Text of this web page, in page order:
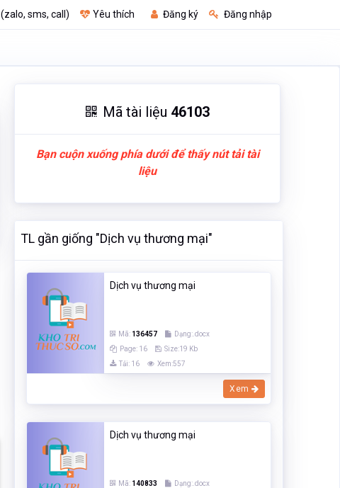
(zalo, sms, call) Yêu thích Đăng ký Đăng nhập
Mã tài liệu 46103
Bạn cuộn xuống phía dưới để thấy nút tải tài
liệu
TL gần giống "Dịch vụ thương mại"
Dịch vụ thương mại
Mã: 136457
Dạng:.docx
Page: 16
Size:19 Kb
Tải: 16
Xem:557
Xem
Dịch vụ thương mại
Mã: 140833
Dạng:.docx